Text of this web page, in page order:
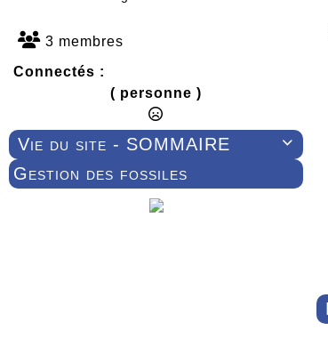
3 membres
Connectés :
( personne )

Vie du site - SOMMAIRE
Gestion des fossiles